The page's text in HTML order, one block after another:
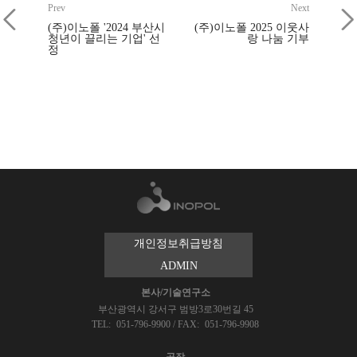
Prev
(주)이노폴 '2024 부산시
청년이 끌리는 기업' 선
정
Next
(주)이노폴 2025 이웃사
랑 나눔 기부
본사/기술연구소
부산광역시 강서구 범방3로30번길 45
TEL: 051-796-9900 / FAX: 051-796-9908
개인정보취급방침
ADMIN